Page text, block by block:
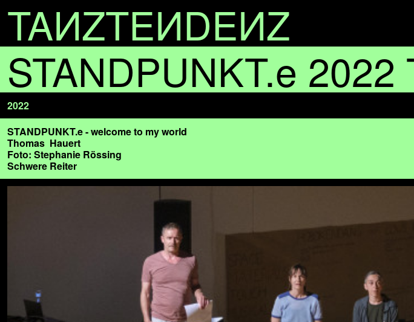
TANZTENDENZ
STANDPUNKT.e
2022
STANDPUNKT.e - welcome to my world
Thomas Hauert
Foto: Stephanie Rössing
Schwere Reiter